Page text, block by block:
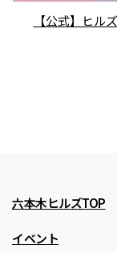
【公式】ヒル
六本木ヒルズTOP
イベント